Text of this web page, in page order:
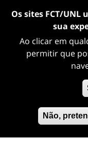
Os sites FCT/
sua
Ao clicar em
permitir que
Não,